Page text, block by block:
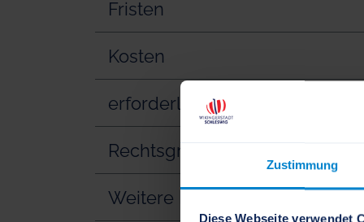
Zustimmung
Diese Webseite verwendet
Fristen
Kosten
erforderliche Unterlagen
Rechtsgrundlage
Weitere Informationen